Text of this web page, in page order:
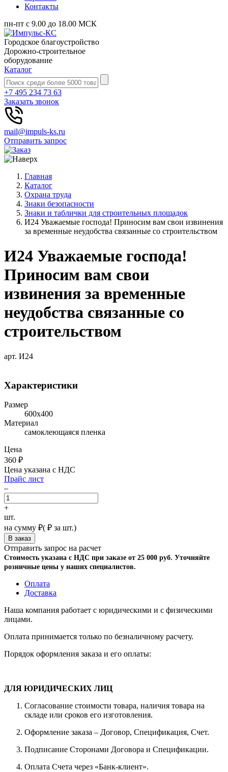
Контакты
пн-пт с 9.00 до 18.00 МСК
Городское благоустройство
Дорожно-строительное
оборудование
Каталог
+7 495 234 73 63
Заказать звонок
mail@impuls-ks.ru
Отправить запрос
Главная
Каталог
Охрана труда
Знаки безопасности
Знаки и таблички для строительных площадок
И24 Уважаемые господа! Приносим вам свои извинения
за временные неудобства связанные со строительством
И24 Уважаемые господа!
Приносим вам свои
извинения за временные
неудобства связанные со
строительством
арт. И24
Характеристики
Размер
600х400
Материал
самоклеющаяся пленка
Цена
360 ₽
Цена указана с НДС
Прайс лист
–
+
шт.
на сумму ₽( ₽ за шт.)
Отправить запрос на расчет
Стоимость указана с НДС при заказе от 25 000 руб. Уточняйте
розничные цены у наших специалистов.
Оплата
Доставка
Наша компания работает с юридическими и с физическими
лицами.
Оплата принимается только по безналичному расчету.
Порядок оформления заказа и его оплаты:
ДЛЯ ЮРИДИЧЕСКИХ ЛИЦ
Согласование стоимости товара, наличия товара на
складе или сроков его изготовления.
Оформление заказа – Договор, Спецификация, Счет.
Подписание Сторонами Договора и Спецификации.
Оплата Счета через «Банк-клиент».